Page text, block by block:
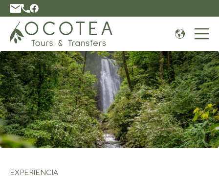
EXPERIENCIA